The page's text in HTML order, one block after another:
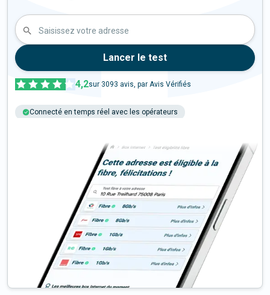
Saisissez votre adresse
Lancer le test
4,2sur 3093 avis, par Avis Vérifiés
Connecté en temps réel avec les opérateurs